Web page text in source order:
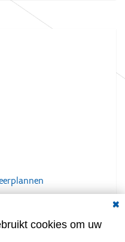
cookies om uw